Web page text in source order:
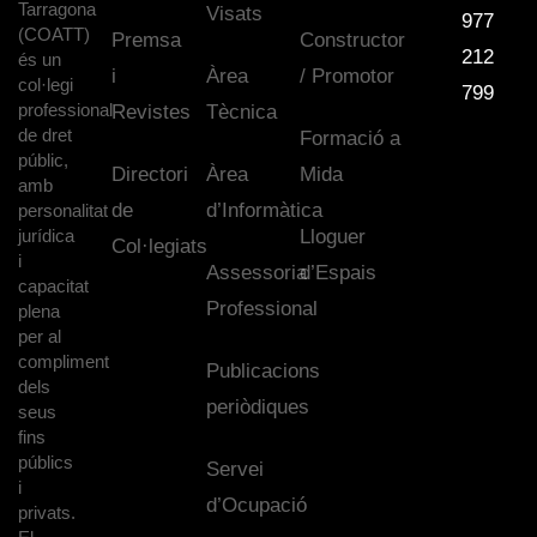
Tarragona
(COATT)
és un
col·legi
professional
de dret
públic,
amb
personalitat
jurídica
i
capacitat
plena
per al
compliment
dels
seus
fins
públics
i
privats.
Premsa
i
Revistes
Directori
de
Col·legiats
Visats
Àrea
Tècnica
Àrea
d’Informàtica
Assessoria
Professional
Publicacions
periòdiques
Servei
d’Ocupació
Constructor
/ Promotor
Formació a
Mida
Lloguer
d’Espais
977
212
799